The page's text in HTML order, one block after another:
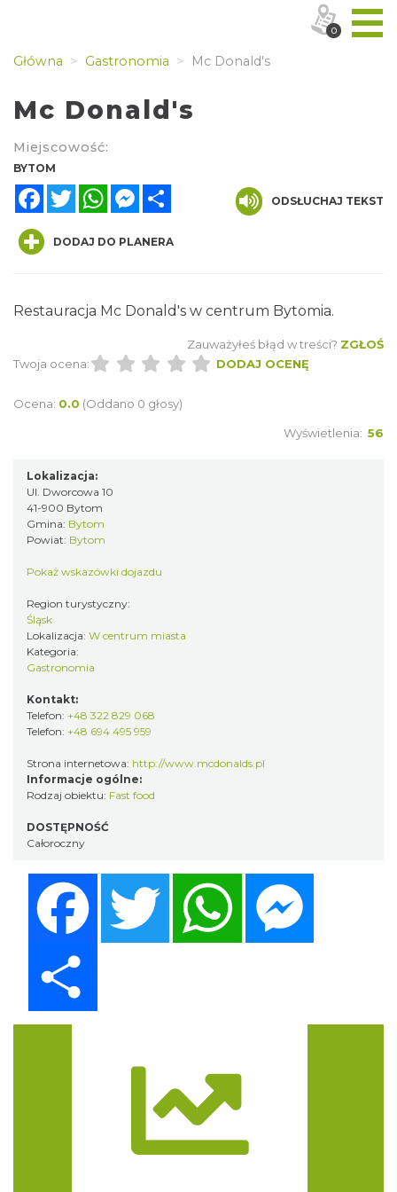
Główna Gastronomia Mc Donald's
Mc Donald's
Miejscowość:
BYTOM
FacebookTwitterWhatsAppMessenger
ODSŁUCHAJ TEKST
DODAJ DO PLANERA
Restauracja Mc Donald's w centrum Bytomia.
Zauważyłeś błąd w treści? ZGŁOŚ
Twoja ocena:
DODAJ OCENĘ
Ocena: 0.0 (Oddano 0 głosy)
Wyświetlenia: 56
Lokalizacja:
Ul. Dworcowa 10
41-900 Bytom
Gmina: Bytom
Powiat: Bytom
Pokaż wskazówki dojazdu
Region turystyczny:
Śląsk
Lokalizacja: W centrum miasta
Kategoria:
Gastronomia
Kontakt:
Telefon: +48 322 829 068
Telefon: +48 694 495 959
Strona internetowa: http://www.mcdonalds.pl
Informacje ogólne:
Rodzaj obiektu: Fast food
DOSTĘPNOŚĆ
Całoroczny
Twitter WhatsApp
0